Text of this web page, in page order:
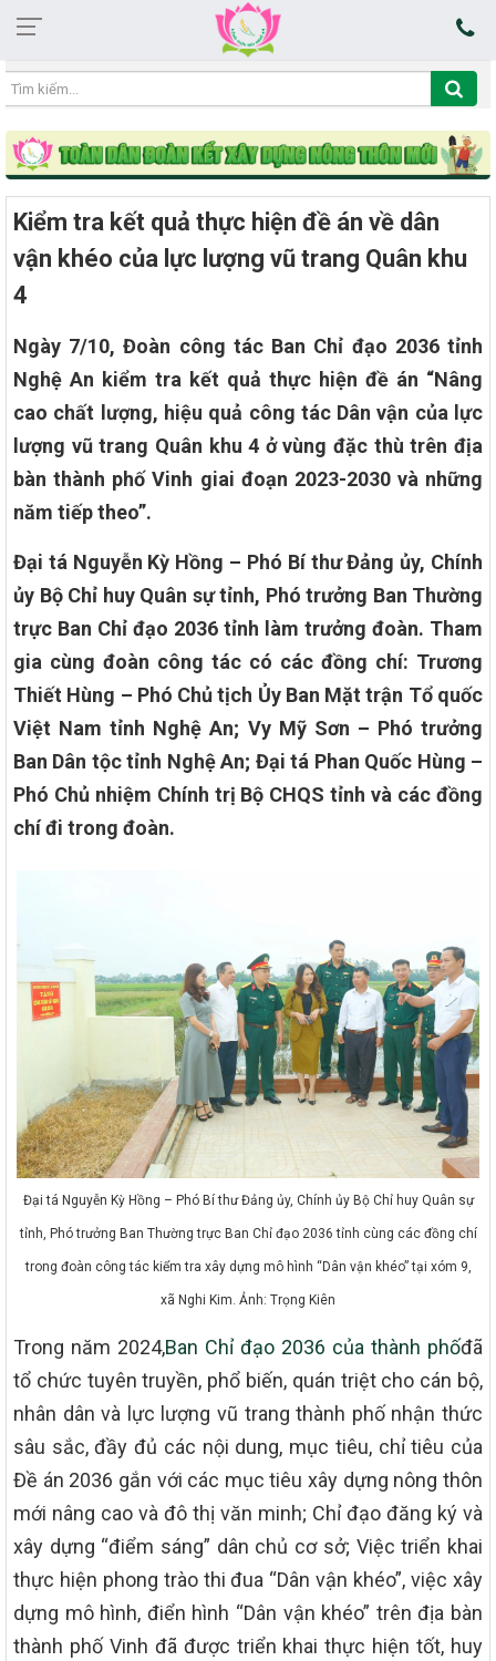
08:55:41 08/08/2026
Kiểm tra kết quả thực hiện đề án về dân
vận khéo của lực lượng vũ trang Quân khu
4
Ngày 7/10, Đoàn công tác Ban Chỉ đạo 2036 tỉnh
Nghệ An kiểm tra kết quả thực hiện đề án “Nâng
cao chất lượng, hiệu quả công tác Dân vận của lực
lượng vũ trang Quân khu 4 ở vùng đặc thù trên địa
bàn thành phố Vinh giai đoạn 2023-2030 và những
năm tiếp theo”.
Đại tá Nguyễn Kỳ Hồng – Phó Bí thư Đảng ủy, Chính
ủy Bộ Chỉ huy Quân sự tỉnh, Phó trưởng Ban Thường
trực Ban Chỉ đạo 2036 tỉnh làm trưởng đoàn. Tham
gia cùng đoàn công tác có các đồng chí: Trương
Thiết Hùng – Phó Chủ tịch Ủy Ban Mặt trận Tổ quốc
Việt Nam tỉnh Nghệ An; Vy Mỹ Sơn – Phó trưởng
Ban Dân tộc tỉnh Nghệ An; Đại tá Phan Quốc Hùng –
Phó Chủ nhiệm Chính trị Bộ CHQS tỉnh và các đồng
chí đi trong đoàn.
Đại tá Nguyễn Kỳ Hồng – Phó Bí thư Đảng ủy, Chính ủy Bộ Chỉ huy Quân sự
tỉnh, Phó trưởng Ban Thường trực Ban Chỉ đạo 2036 tỉnh cùng các đồng chí
trong đoàn công tác kiểm tra xây dựng mô hình “Dân vận khéo” tại xóm 9,
xã Nghi Kim. Ảnh: Trọng Kiên
Trong năm 2024,Ban Chỉ đạo 2036 của thành phốđã
tổ chức tuyên truyền, phổ biến, quán triệt cho cán bộ,
nhân dân và lực lượng vũ trang thành phố nhận thức
sâu sắc, đầy đủ các nội dung, mục tiêu, chỉ tiêu của
Đề án 2036 gắn với các mục tiêu xây dựng nông thôn
mới nâng cao và đô thị văn minh; Chỉ đạo đăng ký và
xây dựng “điểm sáng” dân chủ cơ sở; Việc triển khai
thực hiện phong trào thi đua “Dân vận khéo”, việc xây
dựng mô hình, điển hình “Dân vận khéo” trên địa bàn
thành phố Vinh đã được triển khai thực hiện tốt, huy